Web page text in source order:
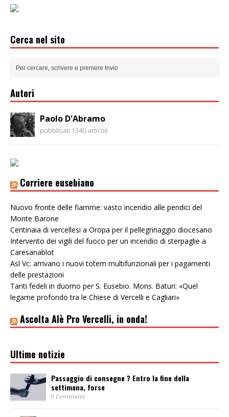
Cerca nel sito
Autori
Paolo D'Abramo
pubblicati 1340 articoli
Corriere eusebiano
Nuovo fronte delle fiamme: vasto incendio alle pendici del
Monte Barone
Centinaia di vercellesi a Oropa per il pellegrinaggio diocesano
Intervento dei vigili del fuoco per un incendio di sterpaglie a
Caresanablot
Asl Vc: arrivano i nuovi totem multifunzionali per i pagamenti
delle prestazioni
Tanti fedeli in duomo per S. Eusebio. Mons. Baturi: «Quel
legame profondo tra le Chiese di Vercelli e Cagliari»
Ascolta Alè Pro Vercelli, in onda!
Ultime notizie
Passaggio di consegne ? Entro la fine della
settimana, forse
0 Commenti